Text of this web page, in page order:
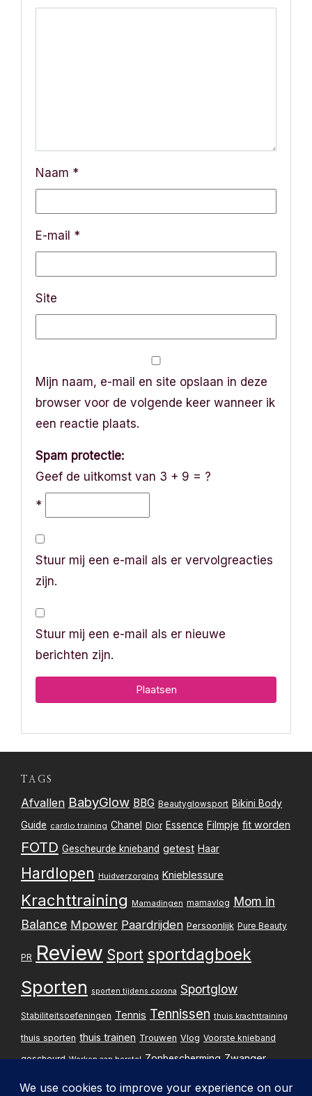
Naam *
E-mail *
Site
Mijn naam, e-mail en site opslaan in deze
browser voor de volgende keer wanneer ik
een reactie plaats.
Spam protectie:
Geef de uitkomst van 3 + 9 = ?
*
Stuur mij een e-mail als er vervolgreacties
zijn.
Stuur mij een e-mail als er nieuwe
berichten zijn.
TAGS
Afvallen BabyGlow BBG Beautyglowsport Bikini Body
Guide cardio training Chanel Dior Essence Filmpje fit worden
FOTD Gescheurde knieband getest Haar
Hardlopen Huidverzorging Knieblessure
Krachttraining Mamadingen mamavlog Mom in
Balance Mpower Paardrijden Persoonlijk Pure Beauty
PR Review Sport sportdagboek
Sporten sporten tijdens corona Sportglow
Stabiliteitsoefeningen Tennis Tennissen thuis krachttraining
thuis sporten thuis trainen Trouwen Vlog Voorste knieband
gescheurd Werken aan herstel Zonbescherming Zwanger